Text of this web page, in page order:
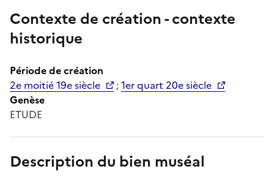
Contexte de création - contexte
historique
Période de création
2e moitié 19e siècle
;1er quart 20e siècle
Genèse
ETUDE
Description du bien muséal